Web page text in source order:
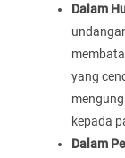
Dalam
yang
kepada
Dalam